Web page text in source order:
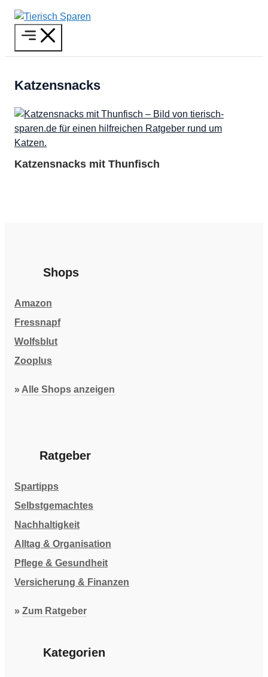
Zum
Inhalt
springen
Katzensnacks
Katzensnacks mit Thunfisch
Shops
Amazon
Fressnapf
Wolfsblut
Zooplus
» Alle Shops anzeigen
Ratgeber
Spartipps
Selbstgemachtes
Nachhaltigkeit
Alltag & Organisation
Pflege & Gesundheit
Versicherung & Finanzen
» Zum Ratgeber
Kategorien